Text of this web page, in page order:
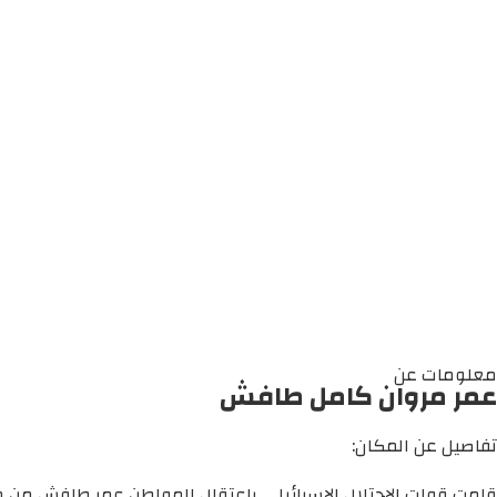
معلومات عن
عمر مروان كامل طافش
تفاصيل عن المكان: